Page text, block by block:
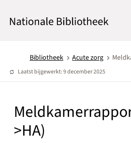
Bibliotheek Acute zorg
Laatst bijgewerkt: 9 december 2025
>HA)